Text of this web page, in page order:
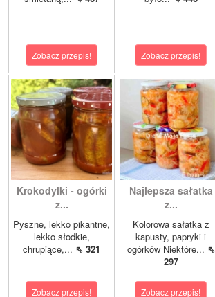
Zobacz przepis! Zobacz przepis!
Krokodylki - ogórki
z...
Pyszne, lekko pikantne,
lekko słodkie,
chrupiące,... ⇖ 321
Zobacz przepis!
Najlepsza sałatka
z...
Kolorowa sałatka z
kapusty, papryki i
ogórków Niektóre... ⇖
297
Zobacz przepis!